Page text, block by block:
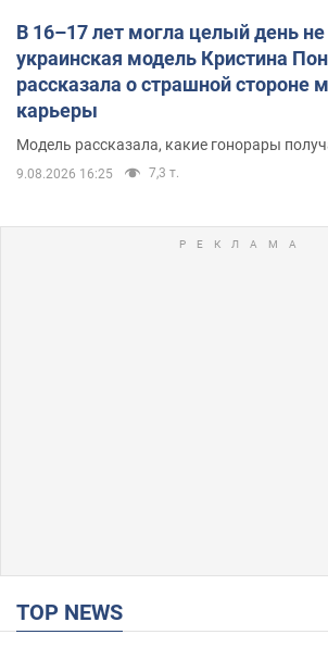
В 16–17 лет могла целый день не
украинская модель Кристина
рассказала о страшной стороне
карьеры
Модель рассказала, какие гонорары
9.08.2026 16:25 7,3 т.
TOP NEWS